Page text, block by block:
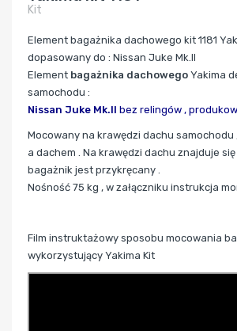
Kit
Element bagażnika dachowego kit 1181
dopasowany do : Nissan Juke Mk.II
Element bagażnika dachowego Yakima
samochodu :
Nissan Juke Mk.II bez relingów ,
Mocowany na krawędzi dachu samochodu
a dachem . Na krawędzi dachu znajduje
bagażnik jest przykręcany .
Nośność 75 kg , w załączniku instrukcja
Film instruktażowy sposobu mocowania
wykorzystujący Yakima Kit